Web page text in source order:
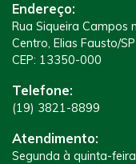
Endereço:
Rua Siqueira Campos
Centro, Elias Fausto/SP
CEP: 13350-000
Telefone:
(19) 3821-8899
Atendimento:
Segunda à quinta-